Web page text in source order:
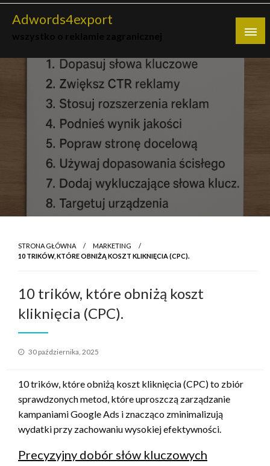
Skip
Adwords4export
STRONA GŁÓWNA
MARKETING
10 TRIKÓW, KTÓRE OBNIŻĄ KOSZT KLIKNIĘCIA (CPC).
10 trików, które obniżą koszt
kliknięcia (CPC).
Opublikowane
30 października, 2025
10 trików, które obniżą koszt kliknięcia (CPC) to zbiór
sprawdzonych metod, które uproszczą zarządzanie
kampaniami Google Ads i znacząco zminimalizują
wydatki przy zachowaniu wysokiej efektywności.
Precyzyjny dobór słów kluczowych